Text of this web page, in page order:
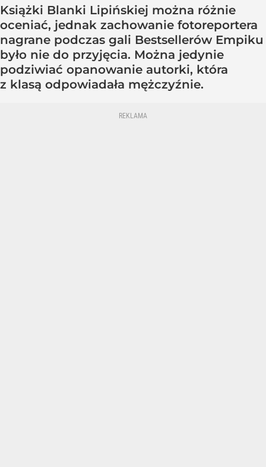
Książki Blanki Lipińskiej można różnie
oceniać, jednak zachowanie fotoreportera
nagrane podczas gali Bestsellerów Empiku
było nie do przyjęcia. Można jedynie
podziwiać opanowanie autorki, która
z klasą odpowiadała mężczyźnie.